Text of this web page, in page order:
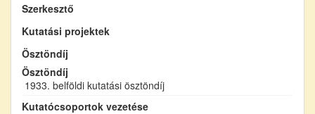
Szerkesztő
Kutatási projektek
Ösztöndíj
Ösztöndíj
1933. belföldi kutatási ösztöndíj
Kutatócsoportok vezetése